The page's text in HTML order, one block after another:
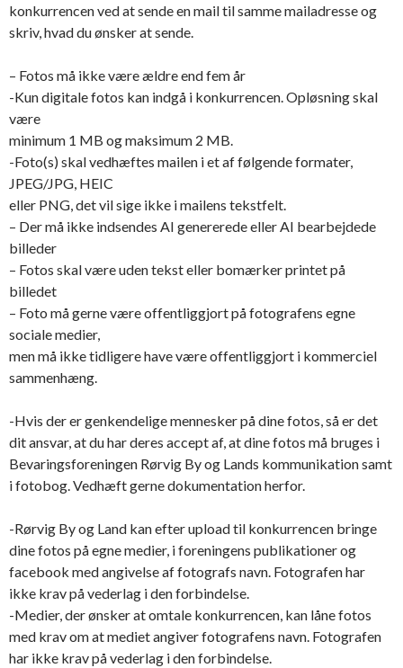
konkurrencen ved at sende en mail til samme mailadresse og
skriv, hvad du ønsker at sende.
– Fotos må ikke være ældre end fem år
-Kun digitale fotos kan indgå i konkurrencen. Opløsning skal
være
minimum 1 MB og maksimum 2 MB.
-Foto(s) skal vedhæftes mailen i et af følgende formater,
JPEG/JPG, HEIC
eller PNG, det vil sige ikke i mailens tekstfelt.
– Der må ikke indsendes AI genererede eller AI bearbejdede
billeder
– Fotos skal være uden tekst eller bomærker printet på
billedet
– Foto må gerne være offentliggjort på fotografens egne
sociale medier,
men må ikke tidligere have være offentliggjort i kommerciel
sammenhæng.
-Hvis der er genkendelige mennesker på dine fotos, så er det
dit ansvar, at du har deres accept af, at dine fotos må bruges i
Bevaringsforeningen Rørvig By og Lands kommunikation samt
i fotobog. Vedhæft gerne dokumentation herfor.
-Rørvig By og Land kan efter upload til konkurrencen bringe
dine fotos på egne medier, i foreningens publikationer og
facebook med angivelse af fotografs navn. Fotografen har
ikke krav på vederlag i den forbindelse.
-Medier, der ønsker at omtale konkurrencen, kan låne fotos
med krav om at mediet angiver fotografens navn. Fotografen
har ikke krav på vederlag i den forbindelse.